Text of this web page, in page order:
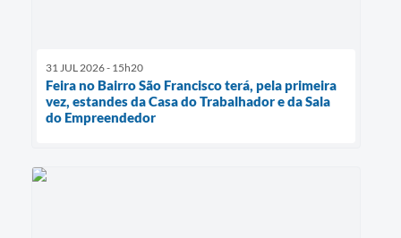
31 JUL 2026 - 15h20
Feira no Bairro São Francisco terá, pela primeira
vez, estandes da Casa do Trabalhador e da Sala
do Empreendedor